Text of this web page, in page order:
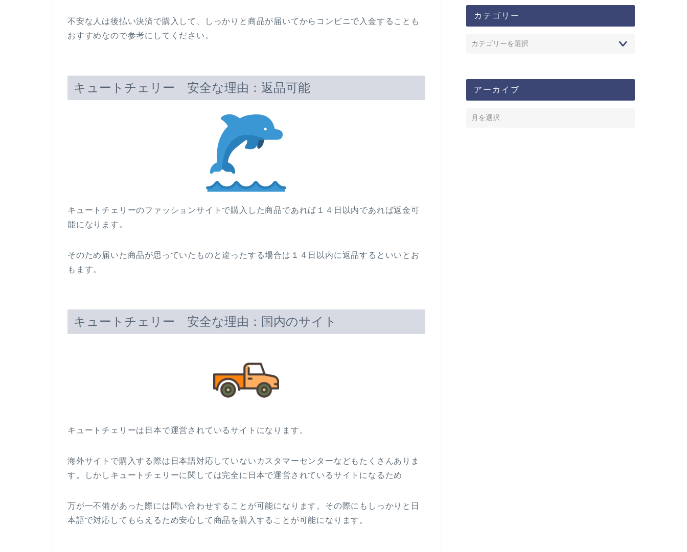
不安な人は後払い決済で購入して、しっかりと商品が届いてからコンビニで入金することも
おすすめなので参考にしてください。
キュートチェリー 安全な理由：返品可能
キュートチェリーのファッションサイトで購入した商品であれば１４日以内であれば返金可
能になります。
そのため届いた商品が思っていたものと違ったする場合は１４日以内に返品するといいとお
もます。
キュートチェリー 安全な理由：国内のサイト
キュートチェリーは日本で運営されているサイトになります。
海外サイトで購入する際は日本語対応していないカスタマーセンターなどもたくさんありま
す。しかしキュートチェリーに関しては完全に日本で運営されているサイトになるため
万が一不備があった際には問い合わせすることが可能になります。その際にもしっかりと日
本語で対応してもらえるため安心して商品を購入することが可能になります。
カテゴリー
アーカイブ